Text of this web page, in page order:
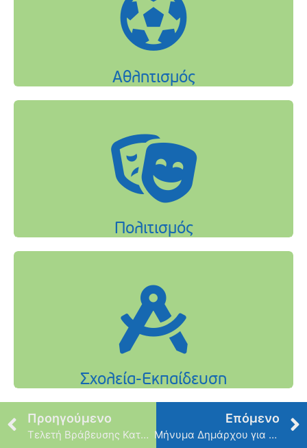
Προηγούμενο
Τελετή Βράβευσης Κατερίνας Στεφανίδη
Επόμενο
Μήνυμα Δημάρχου για νέα σχολική χρονιά